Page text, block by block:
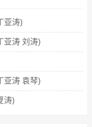
亚涛)
亚涛 刘涛)
亚涛 袁琴)
涛)